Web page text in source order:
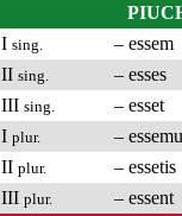
I sing.
– essem
II sing.
– esses
III sing.
– esset
I plur.
–
II plur.
– essetis
III plur.
– essent